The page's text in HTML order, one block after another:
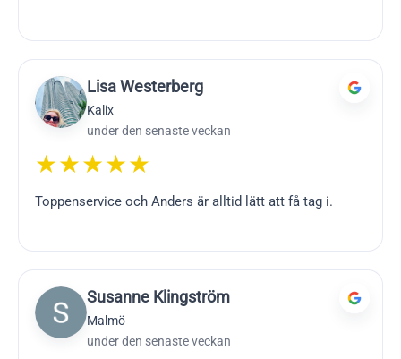
Lisa Westerberg
Kalix
under den senaste veckan
★★★★★
Toppenservice och Anders är alltid lätt att få tag i.
Susanne Klingström
Malmö
under den senaste veckan